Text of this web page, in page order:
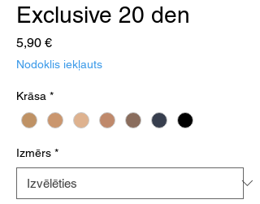
Exclusive 20 den
5,90 €Cena
Nodoklis iekļauts
Krāsa *
Izmērs *